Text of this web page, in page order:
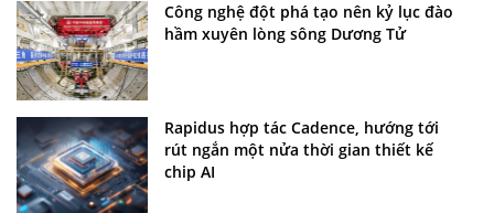
Công nghệ đột phá tạo nên kỷ lục đào
hầm xuyên lòng sông Dương Tử
Rapidus hợp tác Cadence, hướng tới
rút ngắn một nửa thời gian thiết kế
chip AI